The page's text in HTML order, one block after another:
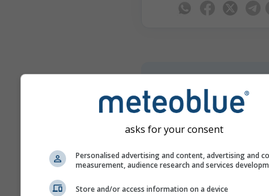
a(z) Nezsider
Kapjon időjárási
mailben ingyen.
lemondható.
asks for your consent
Personalised advertising and content, advertising and
measurement, audience research and services
Store and/or access information on a device